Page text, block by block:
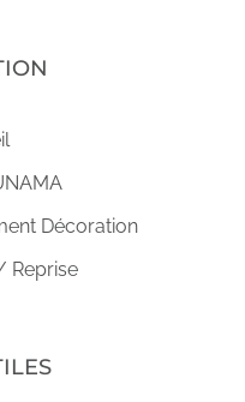
Décoration
Reprise